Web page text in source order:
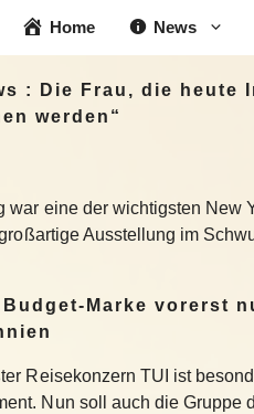
Home News
: Die Frau, die heute
werden“
war eine der wichtigsten New
Ausstellung im
Budget-Marke vorerst
Reisekonzern TUI ist
Nun soll auch die Gruppe